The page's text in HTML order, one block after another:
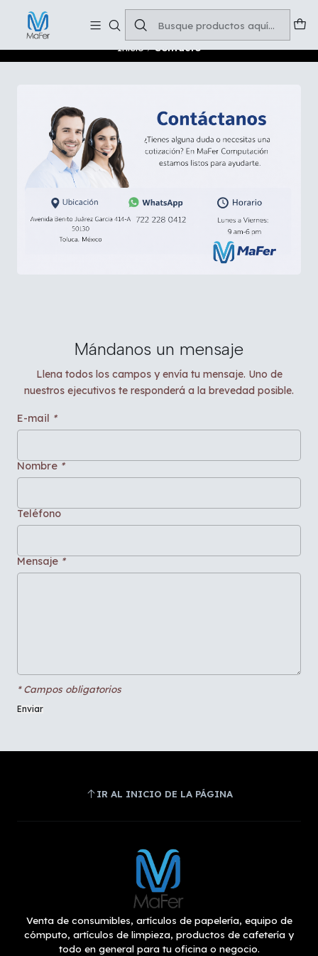
Inicio Contacto
Mándanos un mensaje
Llena todos los campos y envía tu mensaje. Uno de
nuestros ejecutivos te responderá a la brevedad posible.
E-mail *
Nombre *
Teléfono
Mensaje *
* Campos obligatorios
IR AL INICIO DE LA PÁGINA
Venta de consumibles, artículos de papelería, equipo de
cómputo, artículos de limpieza, productos de cafetería y
todo en general para tu oficina o negocio.